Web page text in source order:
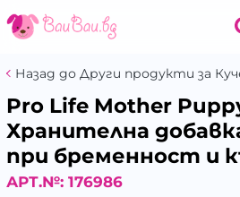
Назад до Други продукти за
Pro Life Mother
Хранителна
при бременност и
АРТ.№: 176986